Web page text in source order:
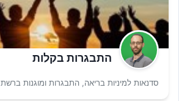
התבגרות בקלות
סדנאות למיניות בריאה, התבגרות ומוגנות ברשת